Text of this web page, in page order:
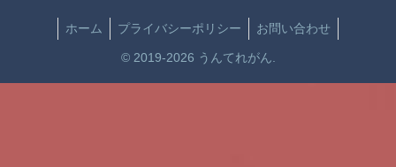
ホーム プライバシーポリシー お問い合わせ
© 2019-2026 うんてれがん.